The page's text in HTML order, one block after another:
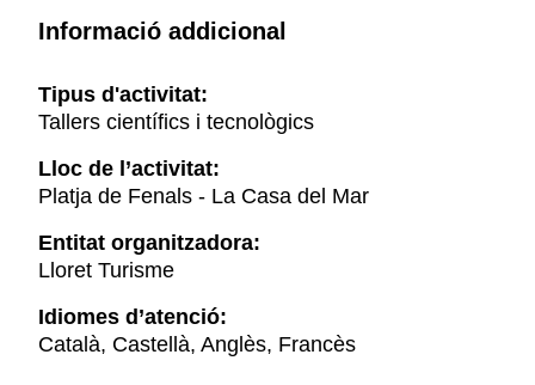
Informació addicional
Tipus d'activitat:
Tallers científics i tecnològics
Lloc de l’activitat:
Platja de Fenals - La Casa del Mar
Entitat organitzadora:
Lloret Turisme
Idiomes d’atenció:
Català, Castellà, Anglès, Francès